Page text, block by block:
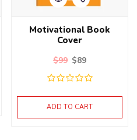
Motivational Book
Cover
$99 $89
ADD TO CART